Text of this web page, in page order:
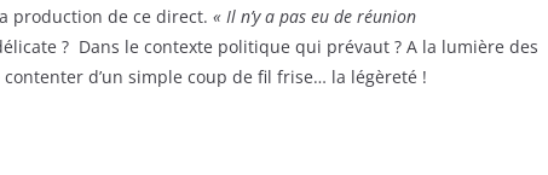
production de ce direct. « Il n’y a pas eu de réunion
? Dans le contexte politique qui prévaut ? A la lumière des
d’un simple coup de fil frise… la légèreté !